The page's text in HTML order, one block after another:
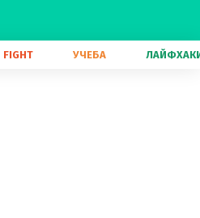
FIGHT УЧЕБА